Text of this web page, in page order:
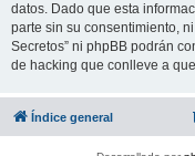
datos. Dado que esta
parte sin su consentimiento,
Secretos” ni phpBB podrán
de hacking que conlleve a
Índice general